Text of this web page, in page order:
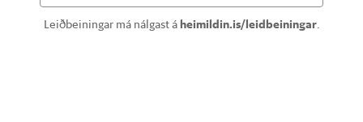
Leiðbeiningar má nálgast áheimildin.is/leidbeiningar.